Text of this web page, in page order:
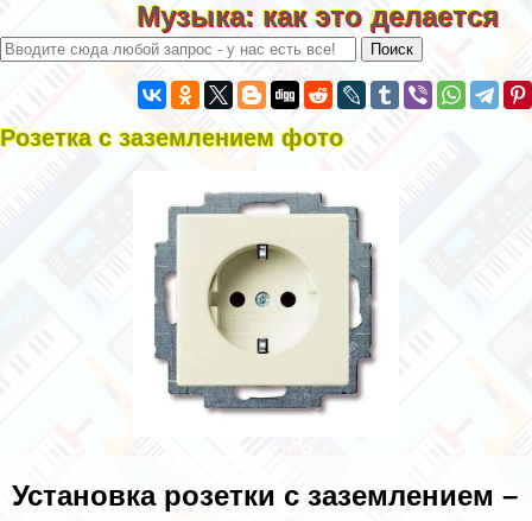
Музыка: как это делается
Розетка с заземлением фото
Установка розетки с заземлением –